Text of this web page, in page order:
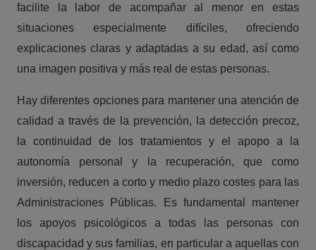
facilite la labor de acompañar al menor en estas
situaciones especialmente difíciles, ofreciendo
explicaciones claras y adaptadas a su edad, así como
una imagen positiva y más real de estas personas.
Hay diferentes opciones para mantener una atención de
calidad a través de la prevención, la detección precoz,
la continuidad de los tratamientos y el apopo a la
autonomía personal y la recuperación, que como
inversión, reducen a corto y medio plazo costes para las
Administraciones Públicas. Es fundamental mantener
los apoyos psicológicos a todas las personas con
discapacidad y sus familias, en particular a aquellas con